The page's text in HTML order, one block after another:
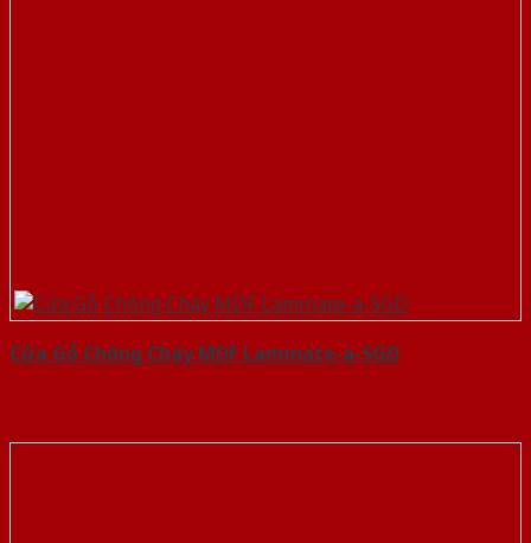
Cửa Gỗ Chống Cháy MDF Laminate-a-SGD